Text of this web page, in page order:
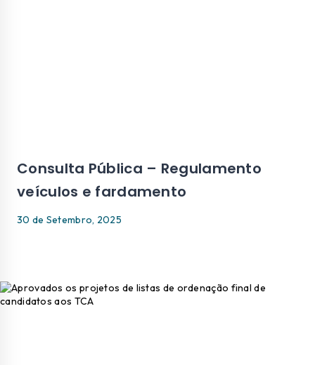
Consulta Pública – Regulamento
veículos e fardamento
30 de Setembro, 2025